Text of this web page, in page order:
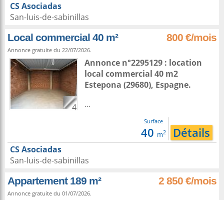
CS Asociadas
San-luis-de-sabinillas
Local commercial 40 m² 800 €/mois
Annonce gratuite du 22/07/2026.
4
Annonce n°2295129 : location
local commercial 40 m2
Estepona (29680), Espagne.
...
Surface
40 m2 Détails
CS Asociadas
San-luis-de-sabinillas
Appartement 189 m² 2 850 €/mois
Annonce gratuite du 01/07/2026.